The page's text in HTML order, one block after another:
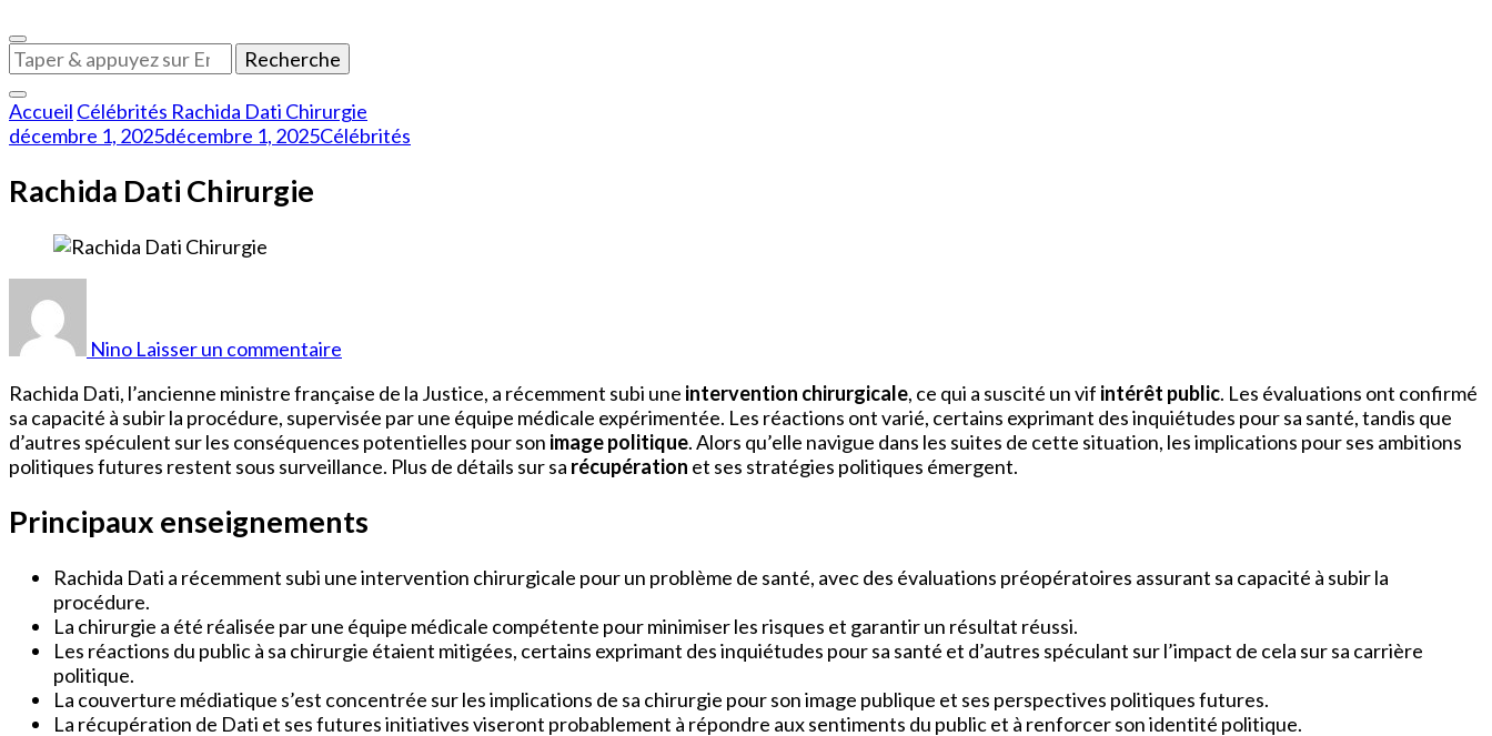
Vous
recherchiez
quelque
chose
?
Accueil Célébrités Rachida Dati Chirurgie
décembre 1, 2025décembre 1, 2025Célébrités
Rachida Dati Chirurgie
Nino Laisser un commentaire
Chirurgie
Rachida Dati, l’ancienne ministre française de la Justice, a récemment subi une intervention chirurgicale, ce qui a suscité un vif intérêt public. Les évaluations ont confirmé
sa capacité à subir la procédure, supervisée par une équipe médicale expérimentée. Les réactions ont varié, certains exprimant des inquiétudes pour sa santé, tandis que
d’autres spéculent sur les conséquences potentielles pour son image politique. Alors qu’elle navigue dans les suites de cette situation, les implications pour ses ambitions
politiques futures restent sous surveillance. Plus de détails sur sa récupération et ses stratégies politiques émergent.
Principaux enseignements
Rachida Dati a récemment subi une intervention chirurgicale pour un problème de santé, avec des évaluations préopératoires assurant sa capacité à subir la
procédure.
La chirurgie a été réalisée par une équipe médicale compétente pour minimiser les risques et garantir un résultat réussi.
Les réactions du public à sa chirurgie étaient mitigées, certains exprimant des inquiétudes pour sa santé et d’autres spéculant sur l’impact de cela sur sa carrière
politique.
La couverture médiatique s’est concentrée sur les implications de sa chirurgie pour son image publique et ses perspectives politiques futures.
La récupération de Dati et ses futures initiatives viseront probablement à répondre aux sentiments du public et à renforcer son identité politique.